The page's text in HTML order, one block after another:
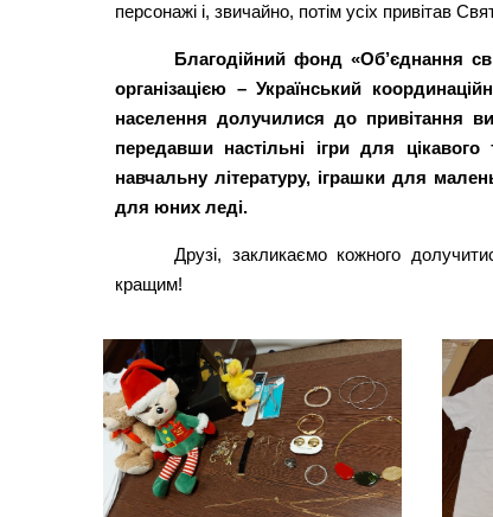
персонажі і, звичайно, потім усіх привітав
Благодійний фонд «Об’єднання
організацією – Український
населення долучилися до привітання
передавши настільні ігри для
навчальну літературу, іграшки для
для юних леді.
Друзі, закликаємо кожного
кращим!